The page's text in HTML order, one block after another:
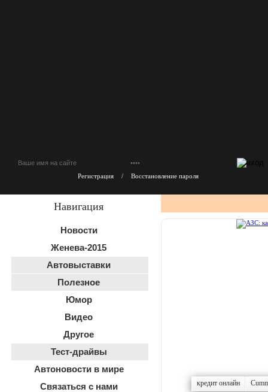
Регистрация / Восстановление пароля
Навигация
Новости
Женева-2015
Автовыставки
Полезное
Юмор
Видео
Другое
Тест-драйвы
Автоновости в мире
Связаться с нами
кредит онлайн